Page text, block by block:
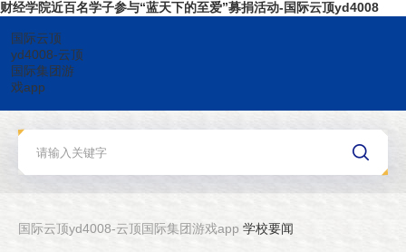
财经学院近百名学子参与“蓝天下的至爱”募捐活动-国际云顶yd4008
国际云顶
yd4008-云顶
国际集团游
戏app
国际云顶yd4008-云顶国际集团游戏app 学校要闻